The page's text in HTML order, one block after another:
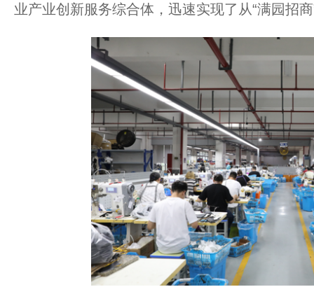
业产业创新服务综合体，迅速实现了从“满园招